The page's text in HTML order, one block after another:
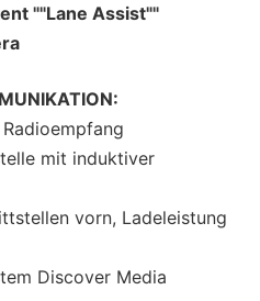
""Lane Assist""
mit induktiver
vorn, Ladeleistung
Discover Media